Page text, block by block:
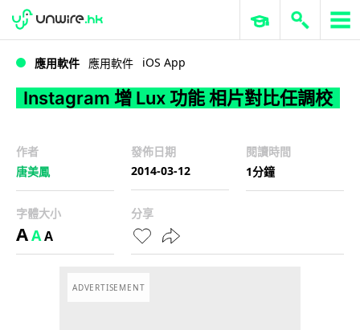
Instagram 增 Lux 功能 相片對比任調校
WWDC 2026 ERP 與商業 AI
應用軟件 應用軟件 iOS App
Instagram 增 Lux 功能 相片對比任調校
作者
唐美鳳
發佈日期
2014-03-12
閱讀時間
1分鐘
字體大小
AAA
分享
ADVERTISEMENT